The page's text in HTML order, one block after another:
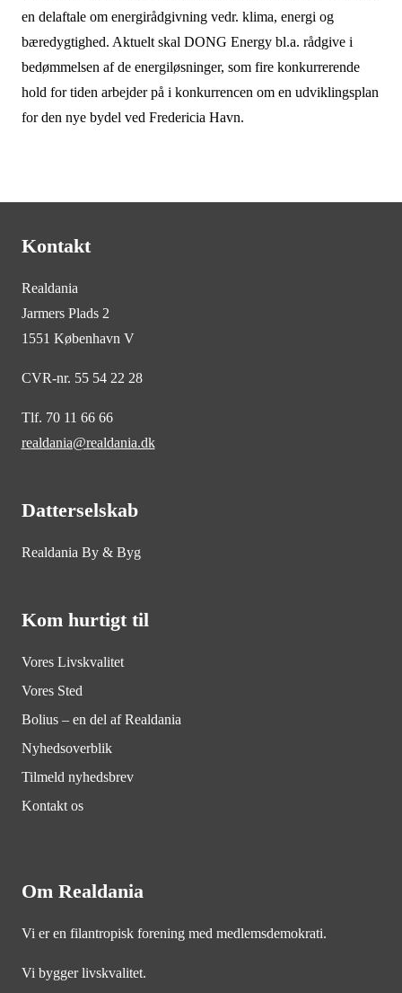
en delaftale om energirådgivning vedr. klima, energi og
bæredygtighed. Aktuelt skal DONG Energy bl.a. rådgive i
bedømmelsen af de energiløsninger, som fire konkurrerende
hold for tiden arbejder på i konkurrencen om en udviklingsplan
for den nye bydel ved Fredericia Havn.
Kontakt
Realdania
Jarmers Plads 2
1551 København V
CVR-nr. 55 54 22 28
Tlf. 70 11 66 66
realdania@realdania.dk
Datterselskab
Realdania By & Byg
Kom hurtigt til
Vores Livskvalitet
Vores Sted
Bolius – en del af Realdania
Nyhedsoverblik
Tilmeld nyhedsbrev
Kontakt os
Om Realdania
Vi er en filantropisk forening med medlemsdemokrati.
Vi bygger livskvalitet.